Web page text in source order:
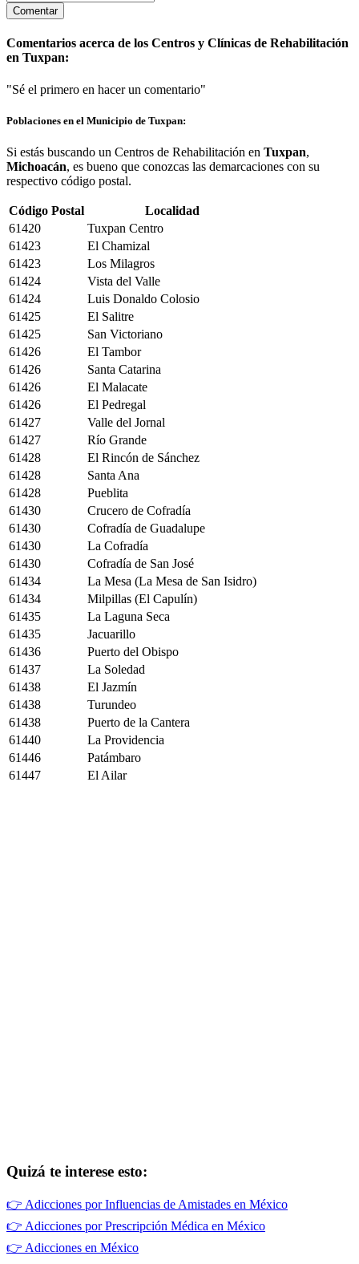
Comentarios acerca de los Centros y Clínicas de Rehabilitación
en Tuxpan:
"Sé el primero en hacer un comentario"
Poblaciones en el Municipio de Tuxpan:
Si estás buscando un Centros de Rehabilitación en Tuxpan,
Michoacán, es bueno que conozcas las demarcaciones con su
respectivo código postal.
Código Postal
Localidad
61420
Tuxpan Centro
61423
El Chamizal
61423
Los Milagros
61424
Vista del Valle
61424
Luis Donaldo Colosio
61425
El Salitre
61425
San Victoriano
61426
El Tambor
61426
Santa Catarina
61426
El Malacate
61426
El Pedregal
61427
Valle del Jornal
61427
Río Grande
61428
El Rincón de Sánchez
61428
Santa Ana
61428
Pueblita
61430
Crucero de Cofradía
61430
Cofradía de Guadalupe
61430
La Cofradía
61430
Cofradía de San José
61434
La Mesa (La Mesa de San Isidro)
61434
Milpillas (El Capulín)
61435
La Laguna Seca
61435
Jacuarillo
61436
Puerto del Obispo
61437
La Soledad
61438
El Jazmín
61438
Turundeo
61438
Puerto de la Cantera
61440
La Providencia
61446
Patámbaro
61447
El Ailar
Quizá te interese esto:
👉 Adicciones por Influencias de Amistades en México
👉 Adicciones por Prescripción Médica en México
👉 Adicciones en México